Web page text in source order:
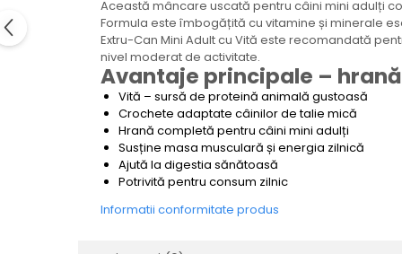
Această mâncare uscată pentru câini mini adulți
Formula este îmbogățită cu vitamine și minerale
Extru-Can Mini Adult cu Vită este recomandată
nivel moderat de activitate.
Avantaje principale –
Vită – sursă de proteină animală gustoasă
Crochete adaptate câinilor de talie mică
Hrană completă pentru câini mini adulți
Susține masa musculară și energia zilnică
Ajută la digestia sănătoasă
Potrivită pentru consum zilnic
Informatii conformitate produs